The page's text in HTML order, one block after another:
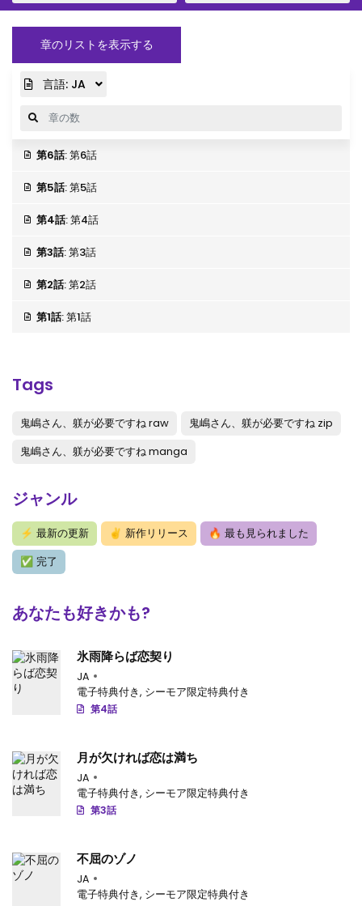
章のリストを表示する
言語: JA
第6話: 第6話
第5話: 第5話
第4話: 第4話
第3話: 第3話
第2話: 第2話
第1話: 第1話
Tags
鬼嶋さん、躾が必要ですね raw
鬼嶋さん、躾が必要ですね zip
鬼嶋さん、躾が必要ですね manga
ジャンル
⚡ 最新の更新 ✌ 新作リリース 🔥 最も見られました
✅ 完了
あなたも好きかも?
氷雨降らば恋契り
JA
電子特典付き, シーモア限定特典付き
第4話
月が欠ければ恋は満ち
JA
電子特典付き, シーモア限定特典付き
第3話
不屈のゾノ
JA
電子特典付き, シーモア限定特典付き